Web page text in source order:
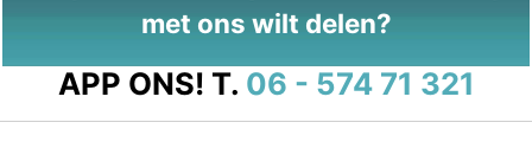
met ons wilt delen?
APP ONS! T. 06 - 574 71 321